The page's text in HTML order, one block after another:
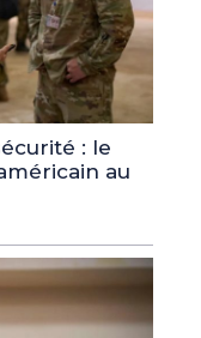
: le
au